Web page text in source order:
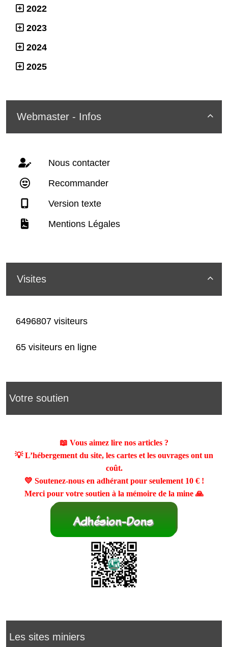
2022
2023
2024
2025

Webmaster - Infos
Nous contacter
Recommander
Version texte
Mentions Légales

Visites
6496807 visiteurs
65 visiteurs en ligne
Votre soutien
📖 Vous aimez lire nos articles ?
💡 L’hébergement du site, les cartes et les ouvrages ont un
coût.
💛 Soutenez-nous en adhérant pour seulement 10 €!
Merci pour votre soutien à la mémoire de la mine 🙏
Les sites miniers